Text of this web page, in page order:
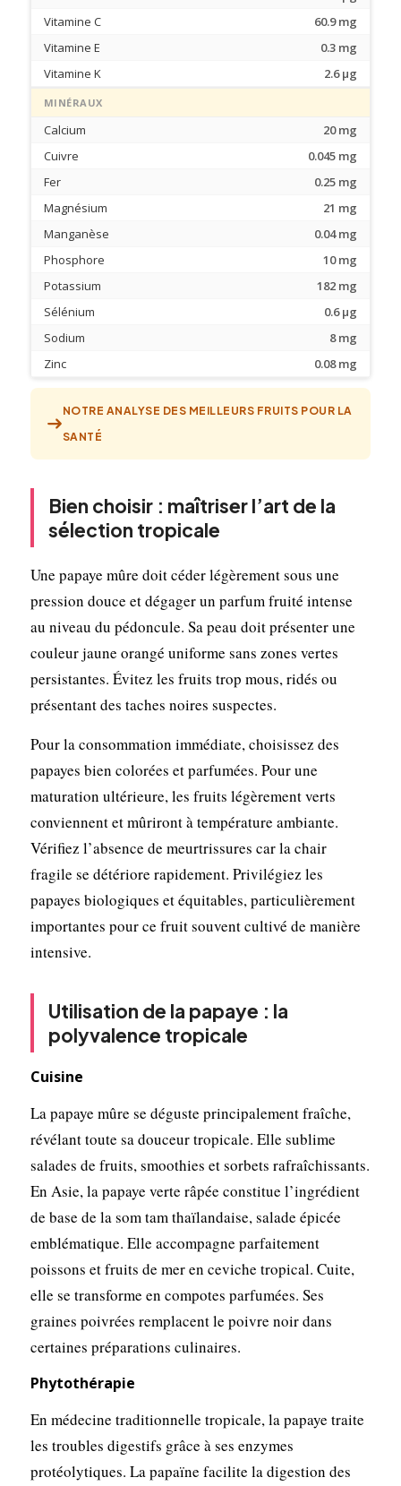
Vitamine C
60.9 mg
Vitamine E
0.3 mg
Vitamine K
2.6 µg
MINÉRAUX
Calcium
20 mg
Cuivre
0.045 mg
Fer
0.25 mg
Magnésium
21 mg
Manganèse
0.04 mg
Phosphore
10 mg
Potassium
182 mg
Sélénium
0.6 µg
Sodium
8 mg
Zinc
0.08 mg
NOTRE ANALYSE DES MEILLEURS FRUITS POUR LA
SANTÉ
Bien choisir : maîtriser l’art de la
sélection tropicale
Une papaye mûre doit céder légèrement sous une
pression douce et dégager un parfum fruité intense
au niveau du pédoncule. Sa peau doit présenter une
couleur jaune orangé uniforme sans zones vertes
persistantes. Évitez les fruits trop mous, ridés ou
présentant des taches noires suspectes.
Pour la consommation immédiate, choisissez des
papayes bien colorées et parfumées. Pour une
maturation ultérieure, les fruits légèrement verts
conviennent et mûriront à température ambiante.
Vérifiez l’absence de meurtrissures car la chair
fragile se détériore rapidement. Privilégiez les
papayes biologiques et équitables, particulièrement
importantes pour ce fruit souvent cultivé de manière
intensive.
Utilisation de la papaye : la
polyvalence tropicale
Cuisine
La papaye mûre se déguste principalement fraîche,
révélant toute sa douceur tropicale. Elle sublime
salades de fruits, smoothies et sorbets rafraîchissants.
En Asie, la papaye verte râpée constitue l’ingrédient
de base de la som tam thaïlandaise, salade épicée
emblématique. Elle accompagne parfaitement
poissons et fruits de mer en ceviche tropical. Cuite,
elle se transforme en compotes parfumées. Ses
graines poivrées remplacent le poivre noir dans
certaines préparations culinaires.
Phytothérapie
En médecine traditionnelle tropicale, la papaye traite
les troubles digestifs grâce à ses enzymes
protéolytiques. La papaïne facilite la digestion des